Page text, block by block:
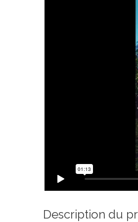
Description du